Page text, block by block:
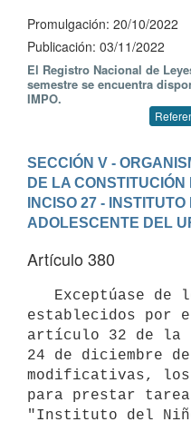
Promulgación: 20/10/2022
Publicación: 03/11/2022
El Registro Nacional de
semestre se encuentra
IMPO.
SECCIÓN V -
DE LA
INCISO 27 -
ADOLESCENTE DEL
Artículo 380
establecidos
artículo 32 de la
24 de diciembre
modificativas, los
para prestar
"Instituto del